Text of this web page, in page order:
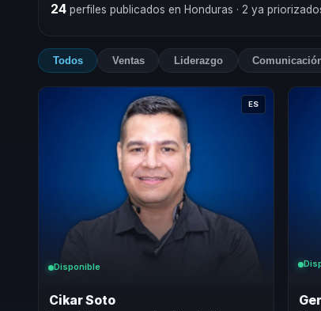
24perfiles publicados en Honduras · 2 ya
Todos Ventas Liderazgo
ES
Disponible
Cikar Soto